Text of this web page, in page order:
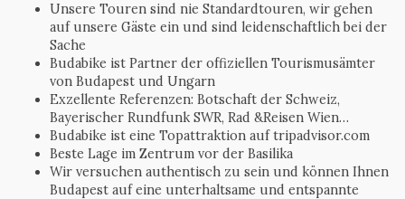
Unsere Touren sind nie Standardtouren, wir gehen
auf unsere Gäste ein und sind leidenschaftlich bei der
Sache
Budabike ist Partner der offiziellen Tourismusämter
von Budapest und Ungarn
Exzellente Referenzen: Botschaft der Schweiz,
Bayerischer Rundfunk SWR, Rad &Reisen Wien…
Budabike ist eine Topattraktion auf tripadvisor.com
Beste Lage im Zentrum vor der Basilika
Wir versuchen authentisch zu sein und können Ihnen
Budapest auf eine unterhaltsame und entspannte